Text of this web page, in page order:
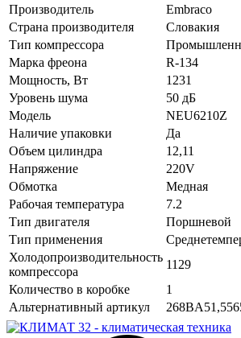
Производитель
Embraco
Страна производителя
Словакия
Тип компрессора
Марка фреона
R-134
Мощность, Вт
1231
Уровень шума
50 дБ
Модель
NEU6210Z
Наличие упаковки
Да
Объем цилиндра
12,11
Напряжение
220V
Обмотка
Медная
Рабочая температура
7.2
Тип двигателя
Поршневой
Тип применения
Холодопроизводительность
компрессора
1129
Количество в коробке
1
Альтернативный артикул